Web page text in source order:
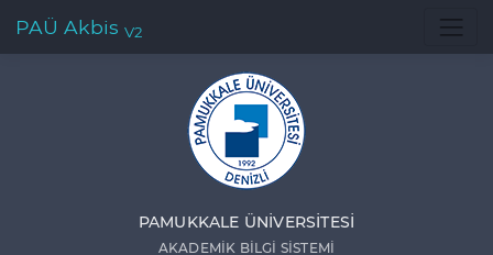
PAÜ Akbis V2
PAMUKKALE ÜNIVERSITESI
AKADEMIK BILGI SISTEMI